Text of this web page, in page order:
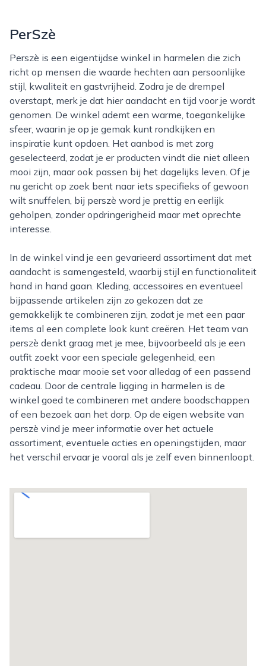
PerSzè
Perszè is een eigentijdse winkel in harmelen die zich
richt op mensen die waarde hechten aan persoonlijke
stijl, kwaliteit en gastvrijheid. Zodra je de drempel
overstapt, merk je dat hier aandacht en tijd voor je wordt
genomen. De winkel ademt een warme, toegankelijke
sfeer, waarin je op je gemak kunt rondkijken en
inspiratie kunt opdoen. Het aanbod is met zorg
geselecteerd, zodat je er producten vindt die niet alleen
mooi zijn, maar ook passen bij het dagelijks leven. Of je
nu gericht op zoek bent naar iets specifieks of gewoon
wilt snuffelen, bij perszè word je prettig en eerlijk
geholpen, zonder opdringerigheid maar met oprechte
interesse.
In de winkel vind je een gevarieerd assortiment dat met
aandacht is samengesteld, waarbij stijl en functionaliteit
hand in hand gaan. Kleding, accessoires en eventueel
bijpassende artikelen zijn zo gekozen dat ze
gemakkelijk te combineren zijn, zodat je met een paar
items al een complete look kunt creëren. Het team van
perszè denkt graag met je mee, bijvoorbeeld als je een
outfit zoekt voor een speciale gelegenheid, een
praktische maar mooie set voor alledag of een passend
cadeau. Door de centrale ligging in harmelen is de
winkel goed te combineren met andere boodschappen
of een bezoek aan het dorp. Op de eigen website van
perszè vind je meer informatie over het actuele
assortiment, eventuele acties en openingstijden, maar
het verschil ervaar je vooral als je zelf even binnenloopt.